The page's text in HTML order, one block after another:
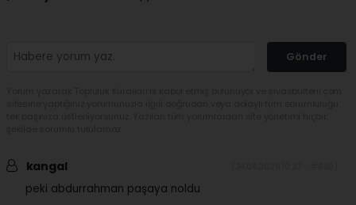
Gönder
kangal
peki abdurrahman paşaya noldu